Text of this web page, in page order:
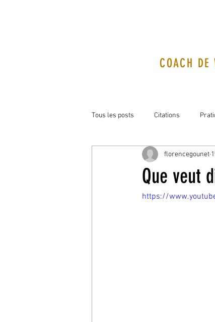
COACH DE
Tous les posts Citations
Que veut
florencegounet
https://